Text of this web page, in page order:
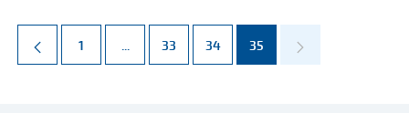
Página
1 ... Páginas intermedias Use TAB para desplazarse.
Página
33 Página
34 Página
35